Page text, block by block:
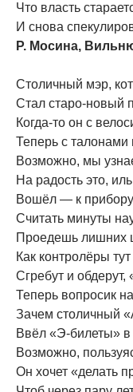
Что власть
И снова
Р. Мосина,
Столичный мэр,
Стал старо-новый
Когда-то он с
Теперь с талонами
Возможно, мы
На радость это,
Вошёл — к
Считать минуты
Проедешь лишних
Как контролёры тут
Сгребут и обдерут,
Теперь вопросик
Зачем столичный
Ввёл «Э-билеты»
Возможно,
Он хочет «делать